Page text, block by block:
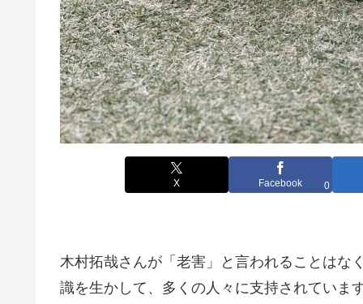
X Facebook 0
木村拓哉さんが「老害」と言われることはな
識を生かして、多くの人々に支持されていま